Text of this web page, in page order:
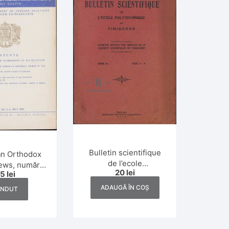
Orthodox
numărul
lei
Bulletin scientifique
de l’ecole
polytechnique de
Timișoara, numerele
20 lei
ADAUGĂ ÎN COȘ